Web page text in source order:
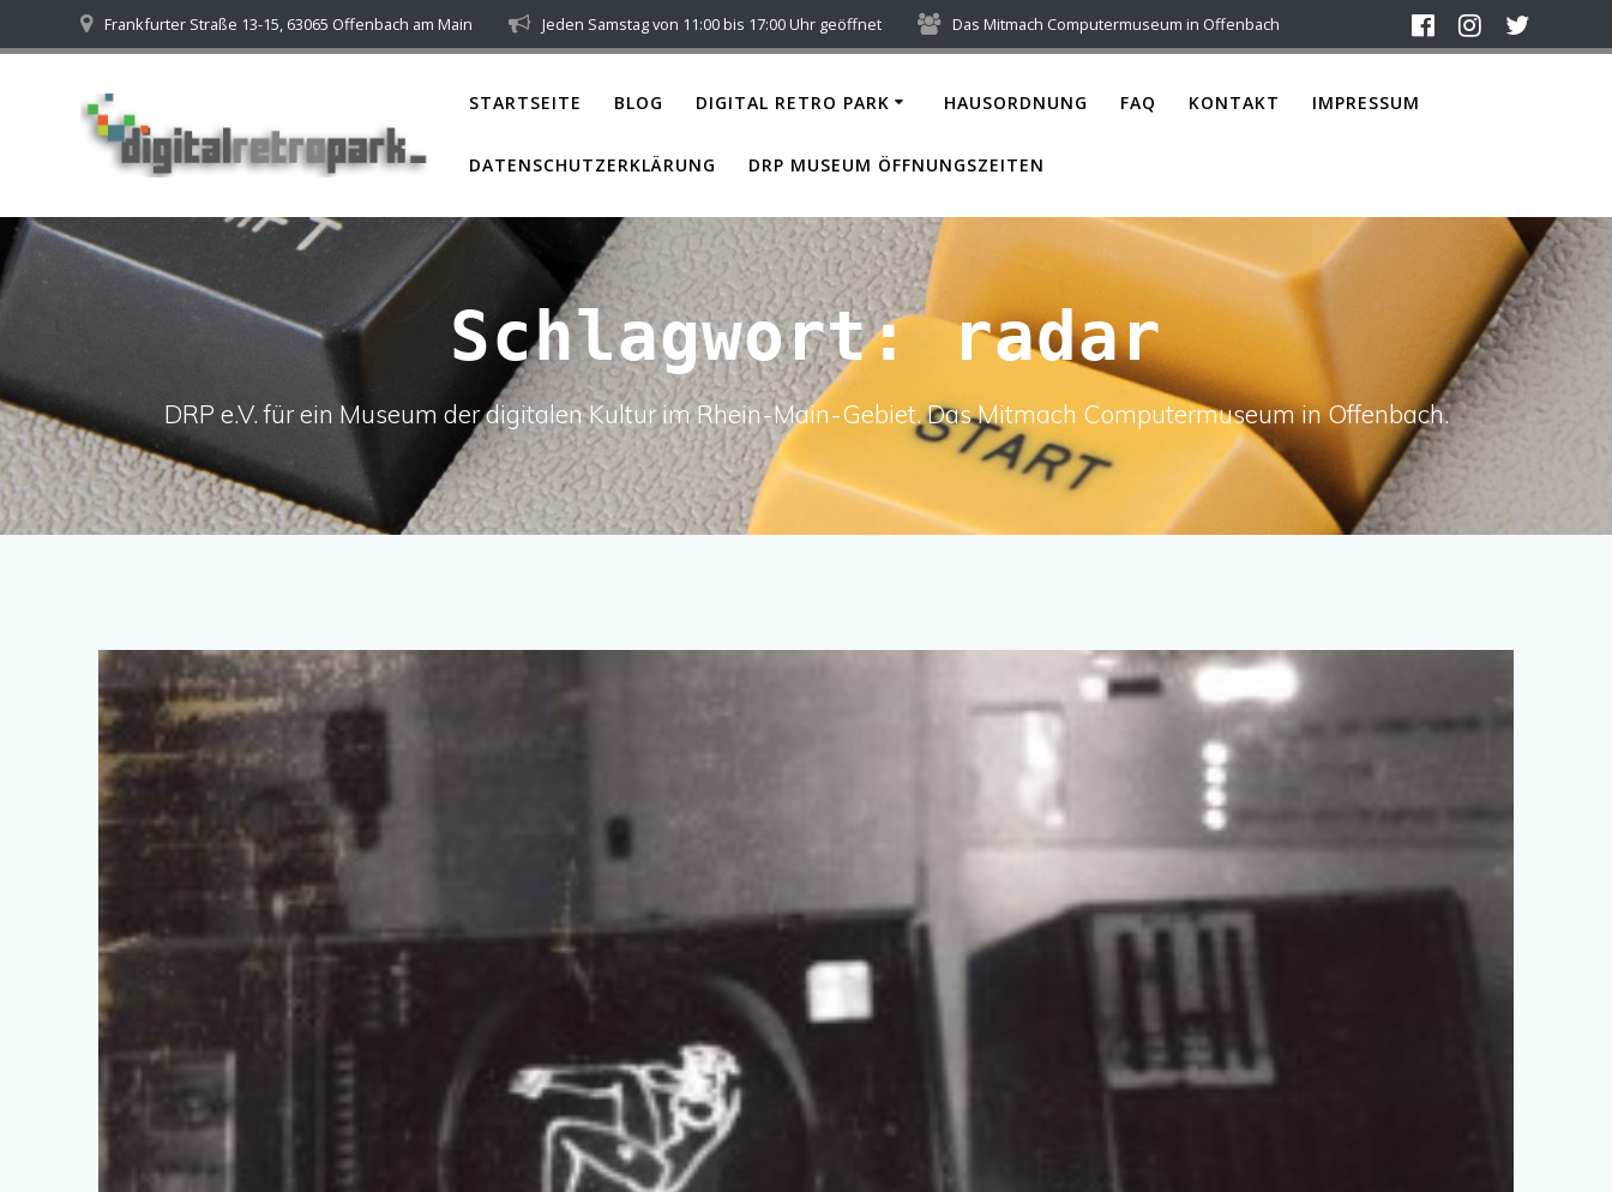
to
Frankfurter Straße 13-15, 63065 Offenbach am Main Jeden Samstag von 11:00 bis 17:00 Uhr geöffnet Das Mitmach Computermuseum in Offenbach
STARTSEITE BLOG DIGITAL RETRO PARK HAUSORDNUNG FAQ KONTAKT IMPRESSUM
DATENSCHUTZERKLÄRUNG DRP MUSEUM ÖFFNUNGSZEITEN
Schlagwort:radar
DRP e.V. für ein Museum der digitalen Kultur im Rhein-Main-Gebiet. Das Mitmach Computermuseum in Offenbach.